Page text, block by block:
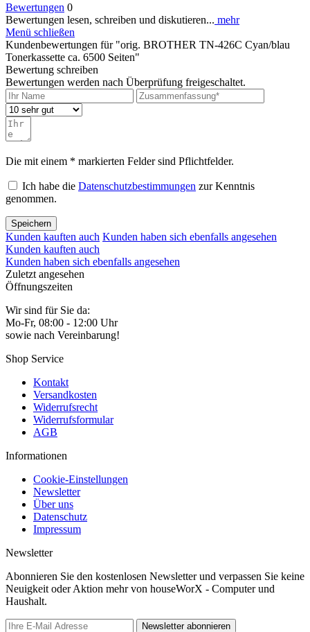
Bewertungen 0
Bewertungen lesen, schreiben und diskutieren... mehr
Menü schließen
Kundenbewertungen für "orig. BROTHER TN-426C Cyan/blau
Tonerkassette ca. 6500 Seiten"
Bewertung schreiben
Bewertungen werden nach Überprüfung freigeschaltet.
Die mit einem * markierten Felder sind Pflichtfelder.
Ich habe die Datenschutzbestimmungen zur Kenntnis
genommen.
Speichern
Kunden kauften auch Kunden haben sich ebenfalls angesehen
Kunden kauften auch
Kunden haben sich ebenfalls angesehen
Zuletzt angesehen
Öffnungszeiten
Wir sind für Sie da:
Mo-Fr, 08:00 - 12:00 Uhr
sowie nach Vereinbarung!
Shop Service
Kontakt
Versandkosten
Widerrufsrecht
Widerrufsformular
AGB
Informationen
Cookie-Einstellungen
Newsletter
Über uns
Datenschutz
Impressum
Newsletter
Abonnieren Sie den kostenlosen Newsletter und verpassen Sie keine
Neuigkeit oder Aktion mehr von houseWorX - Computer und
Haushalt.
Newsletter abonnieren